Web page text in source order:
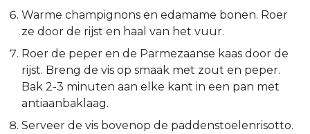
Warme champignons en edamame bonen. Roer
ze door de rijst en haal van het vuur.
Roer de peper en de Parmezaanse kaas door de
rijst. Breng de vis op smaak met zout en peper.
Bak 2-3 minuten aan elke kant in een pan met
antiaanbaklaag.
Serveer de vis bovenop de paddenstoelenrisotto.